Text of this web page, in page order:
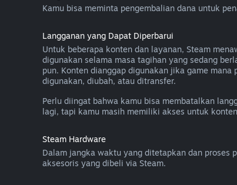
Kamu bisa meminta pengembalian dana untuk
Langganan yang Dapat Diperbarui
Untuk beberapa konten dan layanan, Steam
digunakan selama masa tagihan yang sedang
pun. Konten dianggap digunakan jika game
digunakan, diubah, atau ditransfer.
Perlu diingat bahwa kamu bisa membatalkan
lagi, tapi kamu masih memiliki akses untuk
Steam Hardware
Dalam jangka waktu yang ditetapkan dan proses
aksesoris yang dibeli via Steam.